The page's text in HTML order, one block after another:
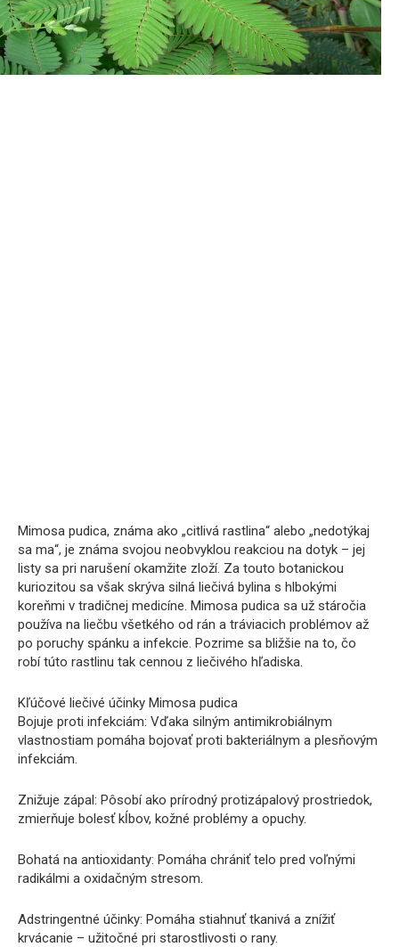
Mimosa pudica, známa ako „citlivá rastlina“ alebo „nedotýkaj
sa ma“, je známa svojou neobvyklou reakciou na dotyk – jej
listy sa pri narušení okamžite zloží. Za touto botanickou
kuriozitou sa však skrýva silná liečivá bylina s hlbokými
koreňmi v tradičnej medicíne. Mimosa pudica sa už stáročia
používa na liečbu všetkého od rán a tráviacich problémov až
po poruchy spánku a infekcie. Pozrime sa bližšie na to, čo
robí túto rastlinu tak cennou z liečivého hľadiska.
Kľúčové liečivé účinky Mimosa pudica
Bojuje proti infekciám: Vďaka silným antimikrobiálnym
vlastnostiam pomáha bojovať proti bakteriálnym a plesňovým
infekciám.
Znižuje zápal: Pôsobí ako prírodný protizápalový prostriedok,
zmierňuje bolesť kĺbov, kožné problémy a opuchy.
Bohatá na antioxidanty: Pomáha chrániť telo pred voľnými
radikálmi a oxidačným stresom.
Adstringentné účinky: Pomáha stiahnuť tkanivá a znížiť
krvácanie – užitočné pri starostlivosti o rany.